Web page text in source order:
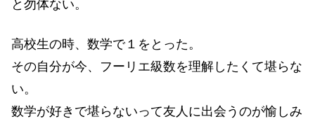
と勿体ない。
高校生の時、数学で１をとった。
その自分が今、フーリエ級数を理解したくて堪らな
い。
数学が好きで堪らないって友人に出会うのが愉しみ